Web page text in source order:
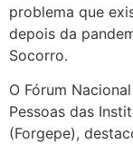
problema que
depois da
Socorro.
O Fórum
Pessoas das
(Forgepe),